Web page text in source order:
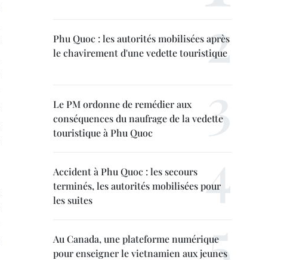
Phu Quoc : les autorités mobilisées après
le chavirement d'une vedette touristique
Le PM ordonne de remédier aux
conséquences du naufrage de la vedette
touristique à Phu Quoc
Accident à Phu Quoc : les secours
terminés, les autorités mobilisées pour
les suites
Au Canada, une plateforme numérique
pour enseigner le vietnamien aux jeunes